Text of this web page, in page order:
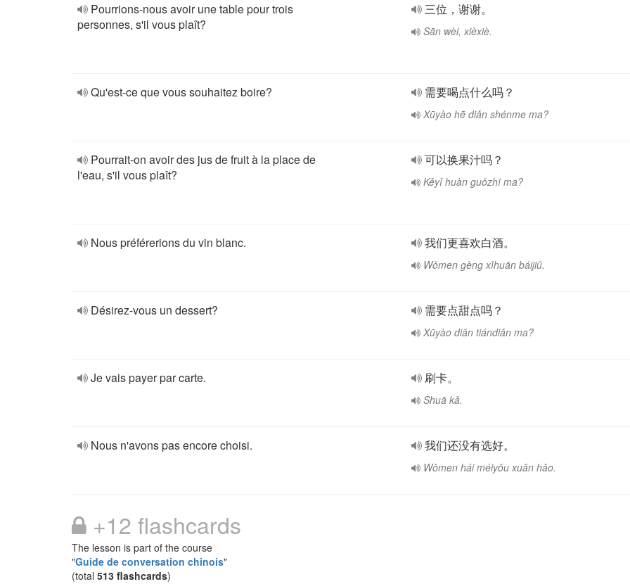
Pourrions-nous avoir une table pour trois
personnes, s'il vous plaît?
三位，谢谢。
Sān wèi, xièxiè.
Qu'est-ce que vous souhaitez boire? 需要喝点什么吗？
Xūyào hē diǎn shénme ma?
Pourrait-on avoir des jus de fruit à la place de
l'eau, s'il vous plaît?
可以换果汁吗？
Kěyǐ huàn guǒzhī ma?
Nous préférerions du vin blanc. 我们更喜欢白酒。
Wǒmen gèng xǐhuān báijiǔ.
Désirez-vous un dessert? 需要点甜点吗？
Xūyào diǎn tiándiǎn ma?
Je vais payer par carte. 刷卡。
Shuā kǎ.
Nous n'avons pas encore choisi. 我们还没有选好。
Wǒmen hái méiyǒu xuǎn hǎo.
+12 flashcards
The lesson is part of the course
"Guide de conversation chinois"
(total 513 flashcards)